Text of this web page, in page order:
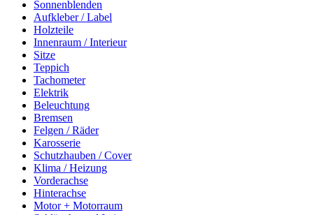
Sonnenblenden
Aufkleber / Label
Holzteile
Innenraum / Interieur
Sitze
Teppich
Tachometer
Elektrik
Beleuchtung
Bremsen
Felgen / Räder
Karosserie
Schutzhauben / Cover
Klima / Heizung
Vorderachse
Hinterachse
Motor + Motorraum